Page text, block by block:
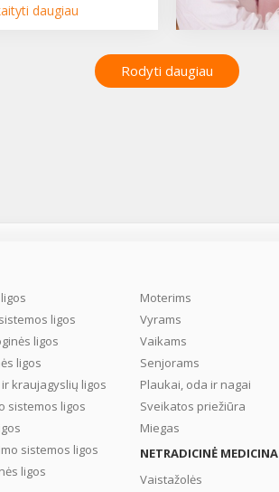
daugiau
Rodyti daugiau
ligos
ligos
ligos
kraujagyslių ligos
sistemos ligos
sistemos ligos
ligos
Moterims
Vyrams
Vaikams
Senjorams
Plaukai, oda ir nagai
Sveikatos priežiūra
Miegas
NETRADICINĖ MEDICINA
Vaistažolės